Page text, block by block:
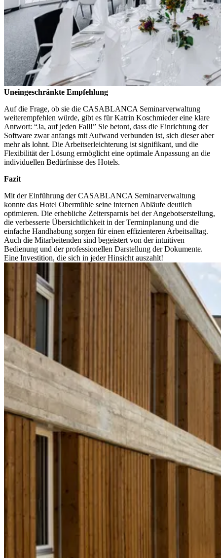
Uneingeschränkte Empfehlung
Auf die Frage, ob sie die CASABLANCA Seminarverwaltung
weiterempfehlen würde, gibt es für Katrin Koschmieder eine klare
Antwort: “Ja, auf jeden Fall!” Sie betont, dass die Einrichtung der
Software zwar anfangs mit Aufwand verbunden ist, sich dieser aber
mehr als lohnt. Die Arbeitserleichterung ist signifikant, und die
Flexibilität der Lösung ermöglicht eine optimale Anpassung an die
individuellen Bedürfnisse des Hotels.
Fazit
Mit der Einführung der CASABLANCA Seminarverwaltung
konnte das Hotel Obermühle seine internen Abläufe deutlich
optimieren. Die erhebliche Zeitersparnis bei der Angebotserstellung,
die verbesserte Übersichtlichkeit in der Terminplanung und die
einfache Handhabung sorgen für einen effizienteren Arbeitsalltag.
Auch die Mitarbeitenden sind begeistert von der intuitiven
Bedienung und der professionellen Darstellung der Dokumente.
Eine Investition, die sich in jeder Hinsicht auszahlt!